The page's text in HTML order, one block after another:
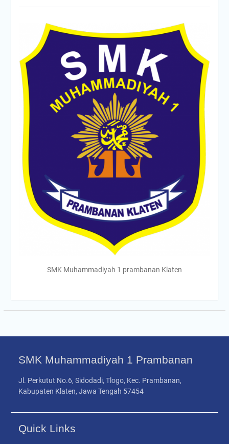
SMK Muhammadiyah 1 prambanan Klaten
SMK Muhammadiyah 1 Prambanan
Jl. Perkutut No.6, Sidodadi, Tlogo, Kec. Prambanan,
Kabupaten Klaten, Jawa Tengah 57454
Quick Links